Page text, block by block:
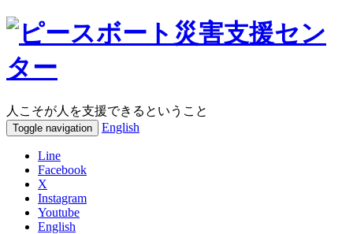
人こそが人を支援できるということ
Toggle navigation English
Line
Facebook
X
Instagram
Youtube
English